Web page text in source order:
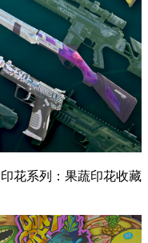
花系列：果蔬印花收藏